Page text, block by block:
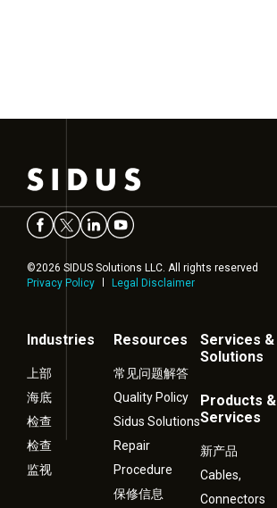
©2026 SIDUS Solutions LLC. All rights reserved
Privacy Policy
Legal Disclaimer
Industries
上部
海底
检查
检查
监视
Resources
常见问题解答
Quality Policy
Sidus Solutions
Repair
Procedure
保修信息
Services &
Solutions
Products &
Services
新产品
Cables,
Connectors